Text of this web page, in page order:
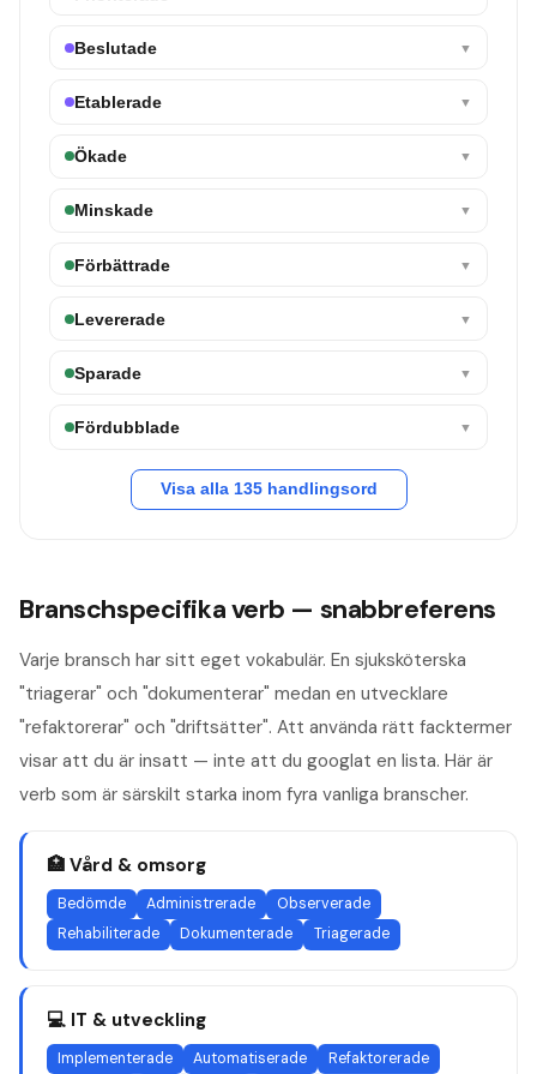
Beslutade ▼
Etablerade ▼
Ökade ▼
Minskade ▼
Förbättrade ▼
Levererade ▼
Sparade ▼
Fördubblade ▼
Visa alla 135handlingsord
Branschspecifika verb — snabbreferens
Varje bransch har sitt eget vokabulär. En sjuksköterska
"triagerar" och "dokumenterar" medan en utvecklare
"refaktorerar" och "driftsätter". Att använda rätt facktermer
visar att du är insatt — inte att du googlat en lista. Här är
verb som är särskilt starka inom fyra vanliga branscher.
🏥 Vård & omsorg
Bedömde Administrerade
Observerade
Rehabiliterade
Dokumenterade Triagerade
💻 IT & utveckling
Implementerade Automatiserade
Refaktorerade